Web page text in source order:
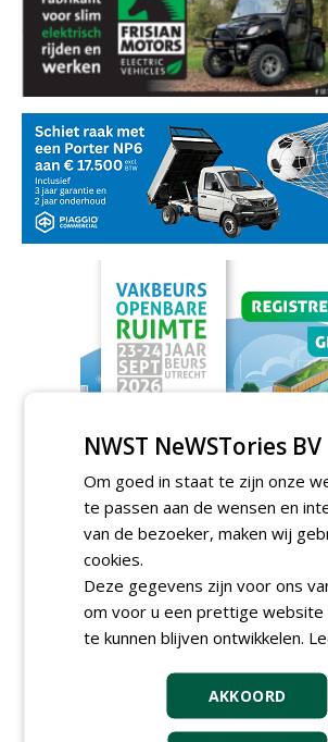
Meld je aan voor onze digitale
nieuwsbrief.
NWST NeWSTories BV
Om goed in staat te zijn onze
te passen aan de wensen en
van de bezoeker, maken wij
cookies.
Deze gegevens zijn voor ons
om voor u een prettige website
te kunnen blijven ontwikkelen.
AKKOORD